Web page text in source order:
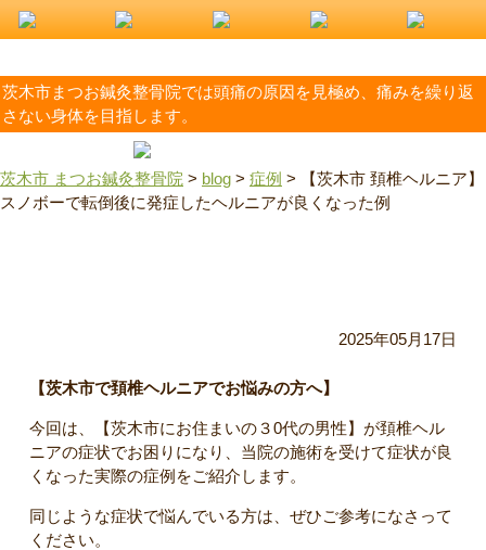
茨木市まつお鍼灸整骨院では頭痛の原因を見極め、痛みを繰り返
さない身体を目指します。
茨木市 まつお鍼灸整骨院 > blog > 症例 >
【茨木市 頚椎ヘルニア】
スノボーで転倒後に発症したヘルニアが良くなった例
2025年05月17日
【茨木市で頚椎ヘルニアでお悩みの方へ】
今回は、【茨木市にお住まいの３0代の男性】が頚椎ヘル
ニアの症状でお困りになり、当院の施術を受けて症状が良
くなった実際の症例をご紹介します。
同じような症状で悩んでいる方は、ぜひご参考になさって
ください。